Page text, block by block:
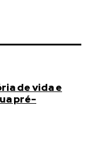
de vida e
pré-